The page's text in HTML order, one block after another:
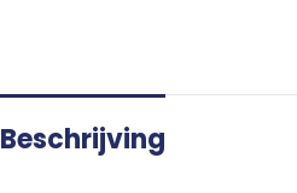
Beschrijving